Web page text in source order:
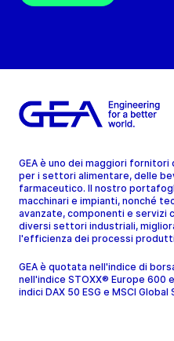
GEA è uno dei maggiori fornitori
per i settori alimentare, delle
farmaceutico. Il nostro
macchinari e impianti, nonché
avanzate, componenti e servizi
diversi settori industriali,
l'efficienza dei processi
GEA è quotata nell'indice di
nell'indice STOXX® Europe 600
indici DAX 50 ESG e MSCI